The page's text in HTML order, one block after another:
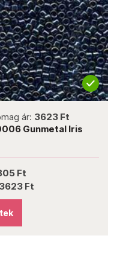
ár: 3623 Ft
Gunmetal Iris
Ft
3623 Ft